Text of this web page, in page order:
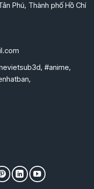
Phú, Thành phố Hồ Chí
#anime,